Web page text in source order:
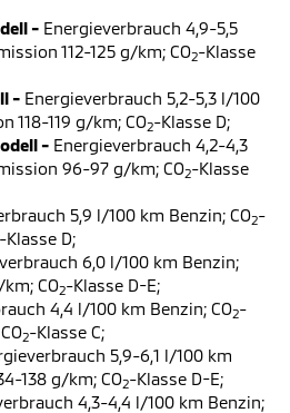
- Energieverbrauch 4,9-5,5
112-125 g/km; CO2-Klasse
- Energieverbrauch 5,2-5,3 l/100
118-119 g/km; CO2-Klasse D;
- Energieverbrauch 4,2-4,3
96-97 g/km; CO2-Klasse
5,9 l/100 km Benzin; CO2-
-Klasse D;
6,0 l/100 km Benzin;
CO2-Klasse D-E;
4,4 l/100 km Benzin; CO2-
2-Klasse C;
5,9-6,1 l/100 km
138 g/km; CO2-Klasse D-E;
4,3-4,4 l/100 km Benzin;